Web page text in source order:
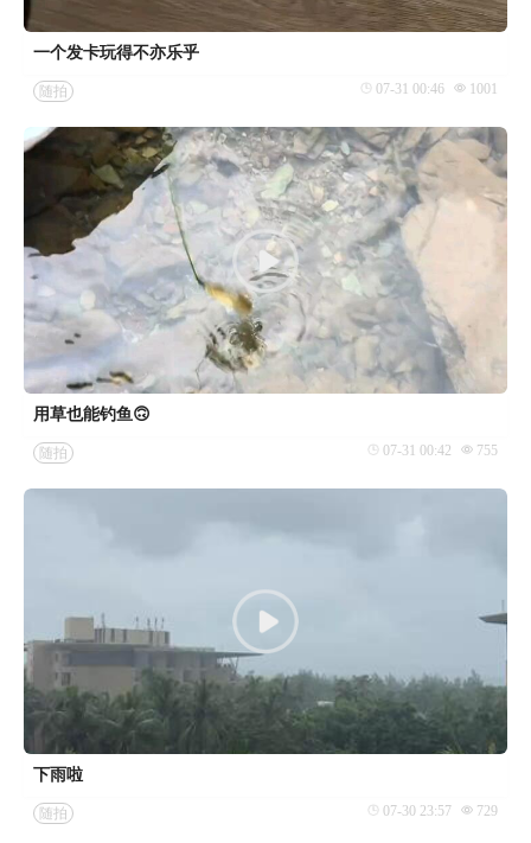
一个发卡玩得不亦乐乎
随拍 07-31 00:46 1001
用草也能钓鱼🙃
随拍 07-31 00:42 755
下雨啦
随拍 07-30 23:57 729